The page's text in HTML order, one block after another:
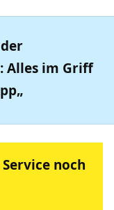
Alles im Griff
„
noch